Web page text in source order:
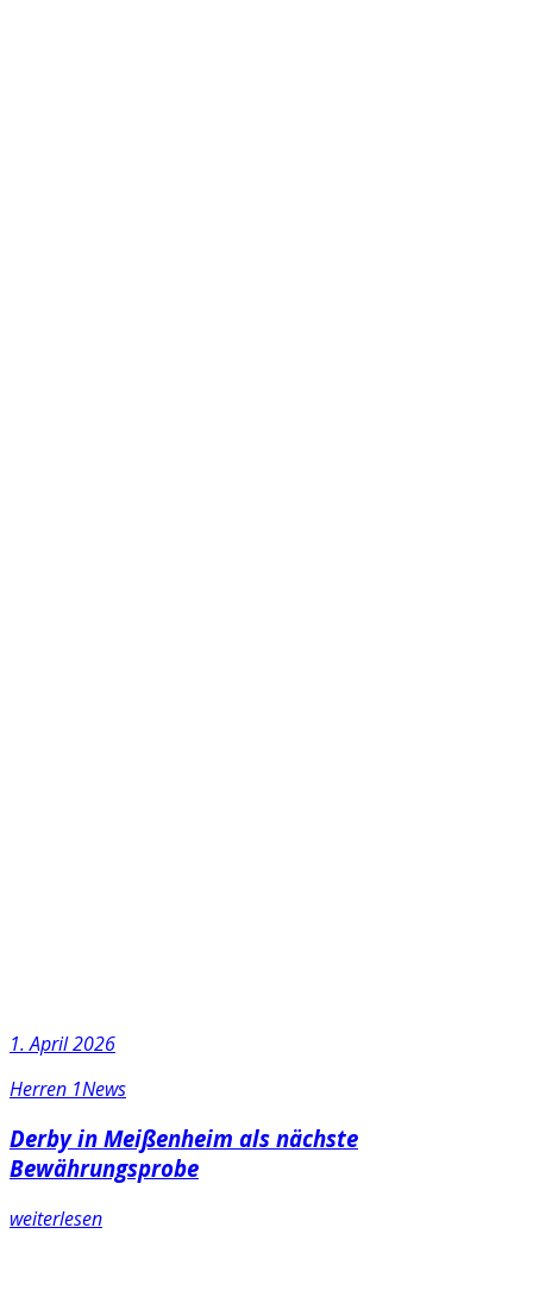
1. April 2026
Herren 1News
Derby in Meißenheim als nächste
Bewährungsprobe
weiterlesen